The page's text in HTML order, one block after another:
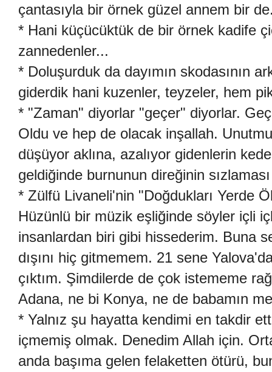
çantasıyla bir örnek güzel annem bir
* Hani küçücüktük de bir örnek kadife
zannedenler...
* Doluşurduk da dayımın skodasının
giderdik hani kuzenler, teyzeler, hem
* "Zaman" diyorlar "geçer" diyorlar.
Oldu ve hep de olacak inşallah.
düşüyor aklına, azalıyor gidenlerin
geldiğinde burnunun direğinin
* Zülfü Livaneli'nin "Doğdukları Yerde
Hüzünlü bir müzik eşliğinde söyler içli
insanlardan biri gibi hissederim. Buna
dışını hiç gitmemem. 21 sene
çıktım. Şimdilerde de çok istememe
Adana, ne bi Konya, ne de babamın
* Yalnız şu hayatta kendimi en takdir
içmemiş olmak. Denedim Allah için.
anda başıma gelen felaketten ötürü,